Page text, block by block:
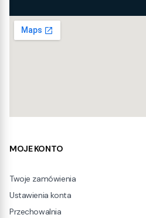
Linki w stopce
MOJE KONTO
Twoje zamówienia
Ustawienia konta
Przechowalnia